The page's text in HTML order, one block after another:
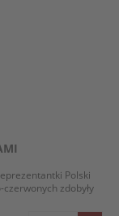
Polski
zdobyły